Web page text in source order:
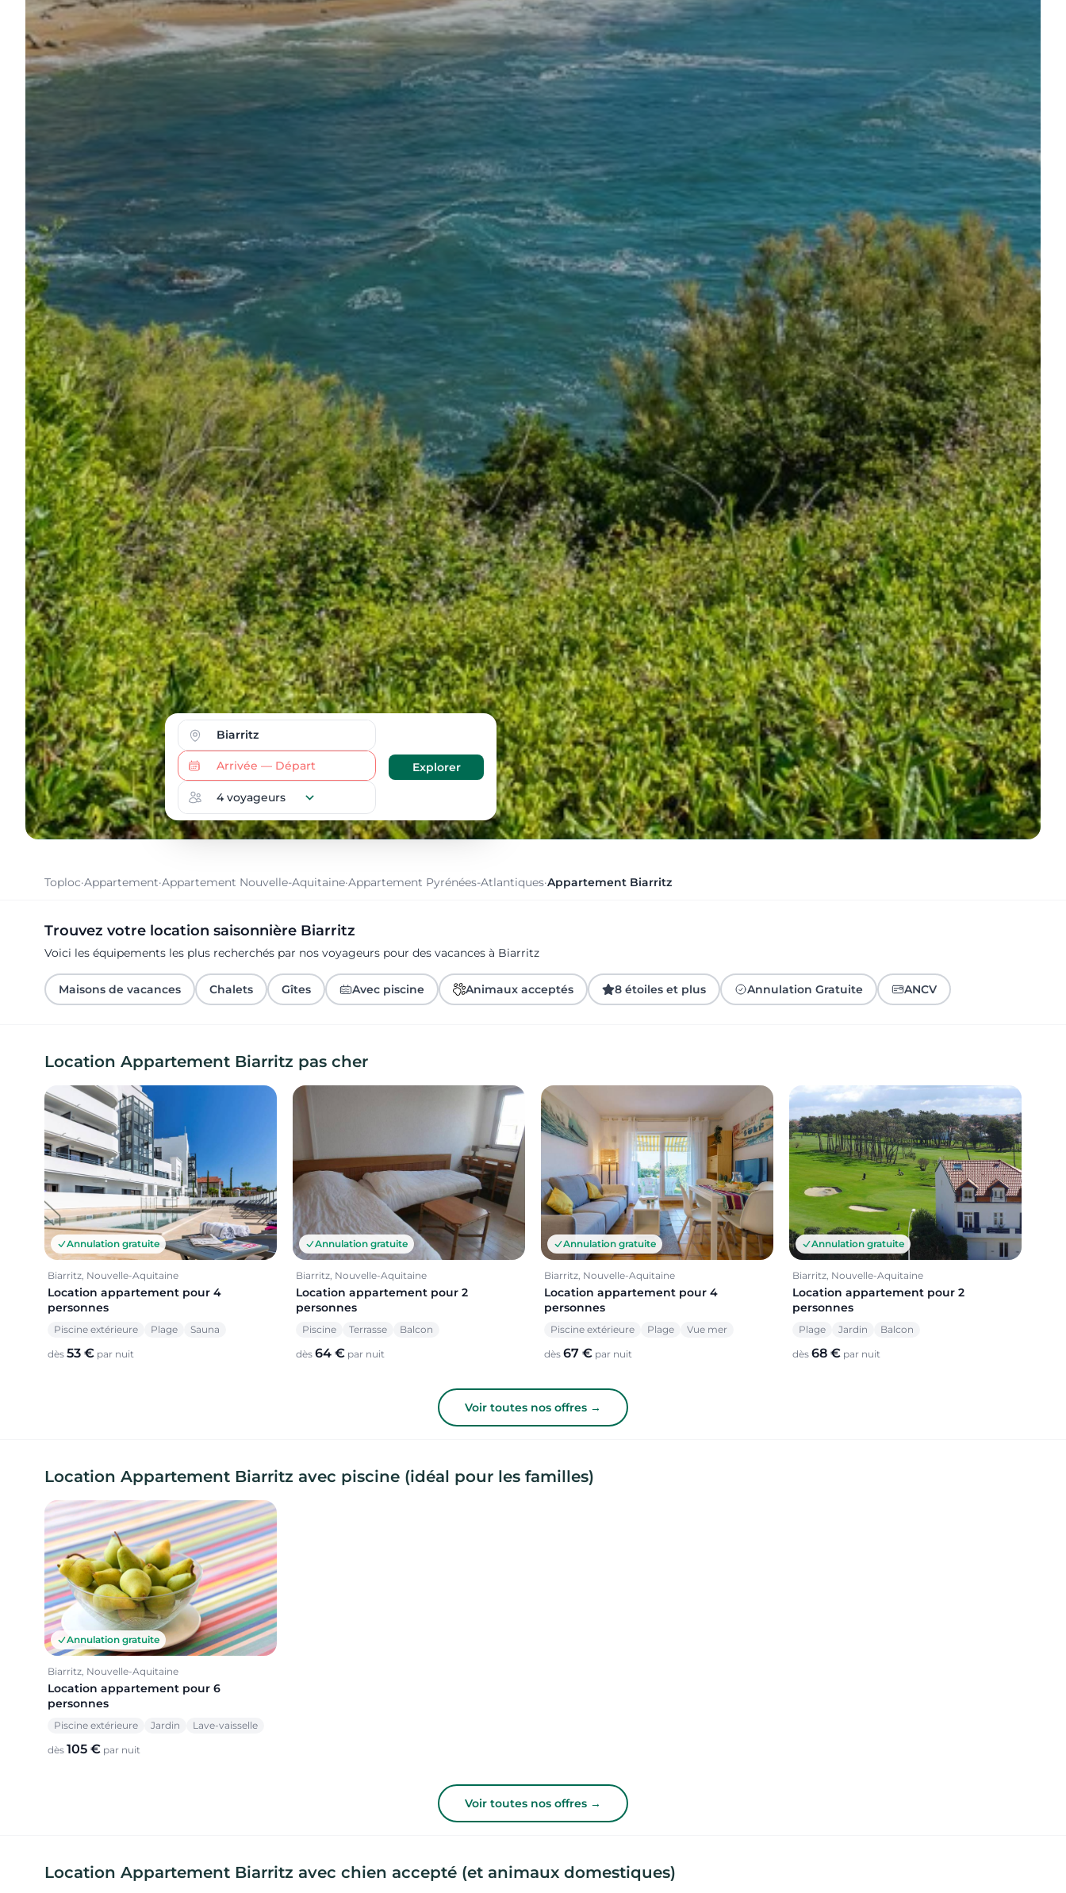
Toploc·Appartement·Appartement Nouvelle-Aquitaine·Appartement Pyrénées-Atlantiques·Appartement Biarritz
Trouvez votre location saisonnière Biarritz
Voici les équipements les plus recherchés par nos voyageurs pour des vacances à Biarritz
Maisons de vacances Chalets Gîtes Avec piscine Animaux acceptés 8 étoiles et plus Annulation Gratuite ANCV
Location Appartement Biarritz pas cher
Annulation gratuite
Biarritz, Nouvelle-Aquitaine
Location appartement pour 4
personnes
Piscine extérieure Plage Sauna
dès 53 € par nuit
Annulation gratuite
Biarritz, Nouvelle-Aquitaine
Location appartement pour 2
personnes
Piscine Terrasse Balcon
dès 64 € par nuit
Annulation gratuite
Biarritz, Nouvelle-Aquitaine
Location appartement pour 4
personnes
Piscine extérieure Plage Vue mer
dès 67 € par nuit
Annulation gratuite
Biarritz, Nouvelle-Aquitaine
Location appartement pour 2
personnes
Plage Jardin Balcon
dès 68 € par nuit
Voir toutes nos offres →
Location Appartement Biarritz avec piscine (idéal pour les familles)
Annulation gratuite
Biarritz, Nouvelle-Aquitaine
Location appartement pour 6
personnes
Piscine extérieure Jardin Lave-vaisselle
dès 105 € par nuit
Voir toutes nos offres →
Location Appartement Biarritz avec chien accepté (et animaux domestiques)